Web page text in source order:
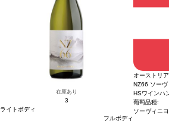
在庫あり
3
ライトボディ
フルボディ
オーストリ
NZ66 ソー
HSワインハ
葡萄品種:
ソーヴィニ